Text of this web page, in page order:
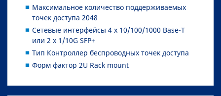
Максимальное количество поддерживаемых
точек доступа 2048
Сетевые интерфейсы 4 x 10/100/1000 Base-T
или 2 x 1/10G SFP+
Тип Контроллер беспроводных точек доступа
Форм фактор 2U Rack mount